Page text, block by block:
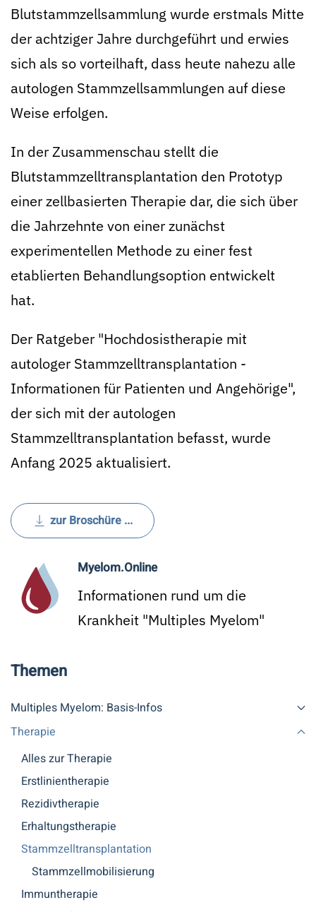
Blutstammzellsammlung wurde erstmals Mitte
der achtziger Jahre durchgeführt und erwies
sich als so vorteilhaft, dass heute nahezu alle
autologen Stammzellsammlungen auf diese
Weise erfolgen.
In der Zusammenschau stellt die
Blutstammzelltransplantation den Prototyp
einer zellbasierten Therapie dar, die sich über
die Jahrzehnte von einer zunächst
experimentellen Methode zu einer fest
etablierten Behandlungsoption entwickelt
hat.
Der Ratgeber "Hochdosistherapie mit
autologer Stammzelltransplantation -
Informationen für Patienten und Angehörige",
der sich mit der autologen
Stammzelltransplantation befasst, wurde
Anfang 2025 aktualisiert.
zur Broschüre ...
Myelom.Online
Informationen rund um die
Krankheit "Multiples Myelom"
Themen
Multiples Myelom: Basis-Infos
Therapie
Alles zur Therapie
Erstlinientherapie
Rezidivtherapie
Erhaltungstherapie
Stammzelltransplantation
Stammzellmobilisierung
Immuntherapie